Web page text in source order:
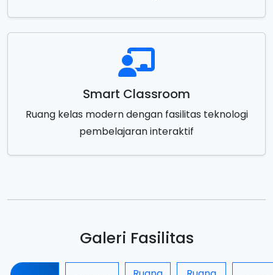
Smart Classroom
Ruang kelas modern dengan fasilitas teknologi
pembelajaran interaktif
Galeri Fasilitas